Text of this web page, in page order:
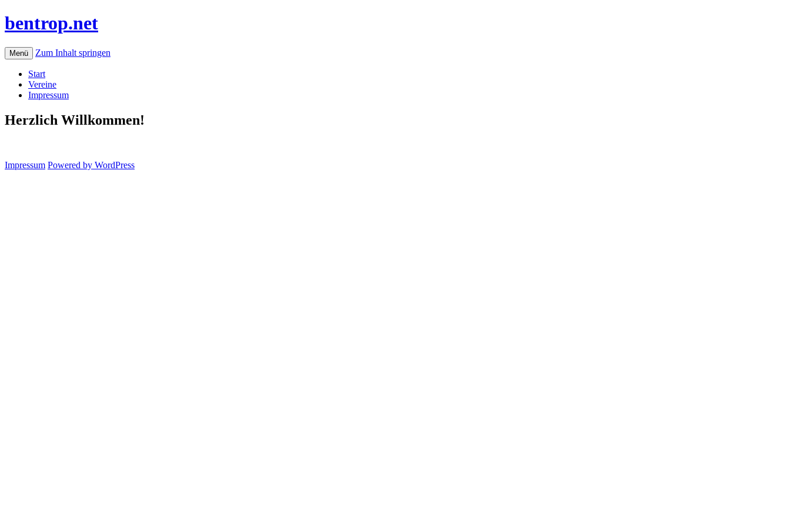
bentrop.net
Menü Zum Inhalt springen
Start
Vereine
Impressum
Herzlich Willkommen!
Impressum Powered by WordPress